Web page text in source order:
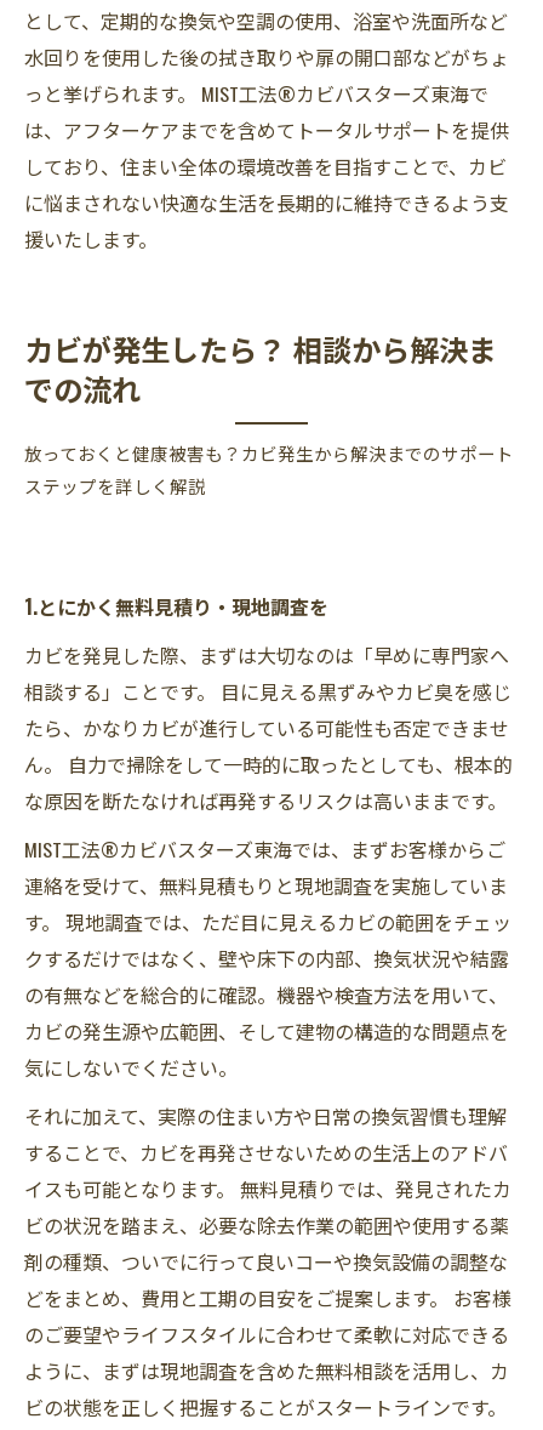
として、定期的な換気や空調の使用、浴室や洗面所など
水回りを使用した後の拭き取りや扉の開口部などがちょ
っと挙げられます。 MIST工法®カビバスターズ東海で
は、アフターケアまでを含めてトータルサポートを提供
しており、住まい全体の環境改善を目指すことで、カビ
に悩まされない快適な生活を長期的に維持できるよう支
援いたします。
カビが発生したら？ 相談から解決ま
での流れ
放っておくと健康被害も？カビ発生から解決までのサポート
ステップを詳しく解説
1.とにかく無料見積り・現地調査を
カビを発見した際、まずは大切なのは「早めに専門家へ
相談する」ことです。 目に見える黒ずみやカビ臭を感じ
たら、かなりカビが進行している可能性も否定できませ
ん。 自力で掃除をして一時的に取ったとしても、根本的
な原因を断たなければ再発するリスクは高いままです。
MIST工法®カビバスターズ東海では、まずお客様からご
連絡を受けて、無料見積もりと現地調査を実施していま
す。 現地調査では、ただ目に見えるカビの範囲をチェッ
クするだけではなく、壁や床下の内部、換気状況や結露
の有無などを総合的に確認。機器や検査方法を用いて、
カビの発生源や広範囲、そして建物の構造的な問題点を
気にしないでください。
それに加えて、実際の住まい方や日常の換気習慣も理解
することで、カビを再発させないための生活上のアドバ
イスも可能となります。 無料見積りでは、発見されたカ
ビの状況を踏まえ、必要な除去作業の範囲や使用する薬
剤の種類、ついでに行って良いコーや換気設備の調整な
どをまとめ、費用と工期の目安をご提案します。 お客様
のご要望やライフスタイルに合わせて柔軟に対応できる
ように、まずは現地調査を含めた無料相談を活用し、カ
ビの状態を正しく把握することがスタートラインです。